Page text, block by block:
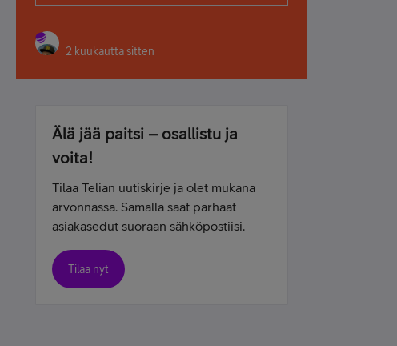
2 kuukautta sitten
Älä jää paitsi – osallistu ja
voita!
Tilaa Telian uutiskirje ja olet mukana
arvonnassa. Samalla saat parhaat
asiakasedut suoraan sähköpostiisi.
Tilaa nyt